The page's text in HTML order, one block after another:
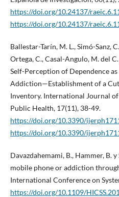
https://doi.org/10.24137/
https://doi.org/10.24137/
Ballestar-Tarín, M. L., Simó-Sanz,
Ortega, C., Casal-Angulo, M. del
Self-Perception of Dependence
Addiction—Establishment of a
Inventory. International Journal
Public Health, 17(11), 38-49.
https://doi.org/10.3390/
https://doi.org/10.3390/
Davazdahemami, B., Hammer, B.
mobile phone or addiction
International Conference on
https://doi.org/10.1109/